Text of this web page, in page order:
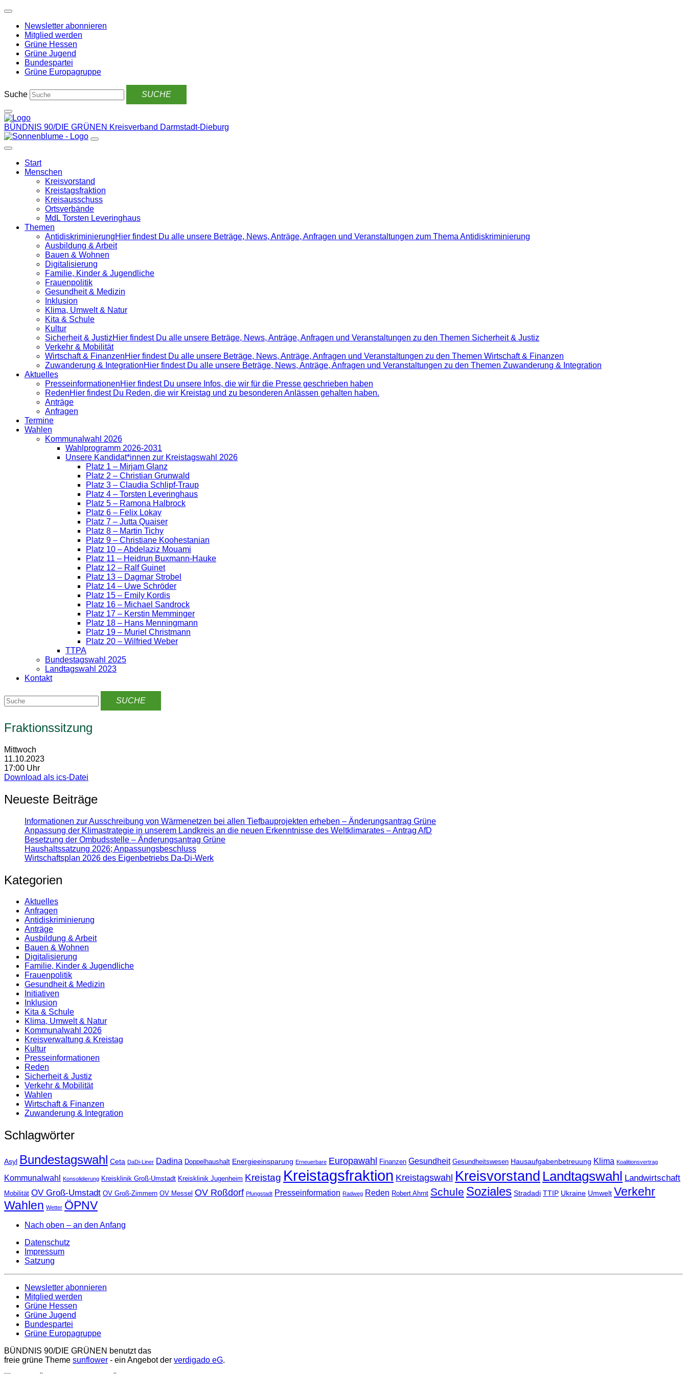
Weiter
Inhalt
Newsletter abonnieren
Mitglied werden
Grüne Hessen
Grüne Jugend
Bundespartei
Grüne Europagruppe
Suche
BÜNDNIS 90/DIE GRÜNEN Kreisverband Darmstadt-Dieburg
Start
Menschen
Kreisvorstand
Kreistagsfraktion
Kreisausschuss
Ortsverbände
MdL Torsten Leveringhaus
Themen
Antidiskrimi­nierungHier findest Du alle unsere Beträge, News, Anträge, Anfragen und Veranstaltungen zum Thema Antidiskriminierung
Ausbildung & Arbeit
Bauen & Wohnen
Digitalisierung
Familie, Kinder & Jugendliche
Frauenpolitik
Gesundheit & Medizin
Inklusion
Klima, Umwelt & Natur
Kita & Schule
Kultur
Sicherheit & JustizHier findest Du alle unsere Beträge, News, Anträge, Anfragen und Veranstaltungen zu den Themen Sicherheit & Justiz
Verkehr & Mobilität
Wirtschaft & FinanzenHier findest Du alle unsere Beträge, News, Anträge, Anfragen und Veranstaltungen zu den Themen Wirtschaft & Finanzen
Zuwanderung & IntegrationHier findest Du alle unsere Beträge, News, Anträge, Anfragen und Veranstaltungen zu den Themen Zuwanderung & Integration
Aktuelles
Presse­informationenHier findest Du unsere Infos, die wir für die Presse geschrieben haben
RedenHier findest Du Reden, die wir Kreistag und zu besonderen Anlässen gehalten haben.
Anträge
Anfragen
Termine
Wahlen
Kommunalwahl 2026
Wahlprogramm 2026-2031
Unsere Kandidat*innen zur Kreistagswahl 2026
Platz 1 – Mirjam Glanz
Platz 2 – Christian Grunwald
Platz 3 – Claudia Schlipf-Traup
Platz 4 – Torsten Leveringhaus
Platz 5 – Ramona Halbrock
Platz 6 – Felix Lokay
Platz 7 – Jutta Quaiser
Platz 8 – Martin Tichy
Platz 9 – Christiane Koohestanian
Platz 10 – Abdelaziz Mouami
Platz 11 – Heidrun Buxmann-Hauke
Platz 12 – Ralf Guinet
Platz 13 – Dagmar Strobel
Platz 14 – Uwe Schröder
Platz 15 – Emily Kordis
Platz 16 – Michael Sandrock
Platz 17 – Kerstin Memminger
Platz 18 – Hans Menningmann
Platz 19 – Muriel Christmann
Platz 20 – Wilfried Weber
TTPA
Bundestagswahl 2025
Landtagswahl 2023
Kontakt
Fraktionssitzung
Mittwoch
11.10.2023
17:00 Uhr
Download als ics-Datei
Neueste Beiträge
Informationen zur Ausschreibung von Wärmenetzen bei allen Tiefbauprojekten erheben – Änderungsantrag Grüne
Anpassung der Klimastrategie in unserem Landkreis an die neuen Erkenntnisse des Weltklimarates – Antrag AfD
Besetzung der Ombudsstelle – Änderungsantrag Grüne
Haushaltssatzung 2026; Anpassungsbeschluss
Wirtschaftsplan 2026 des Eigenbetriebs Da-Di-Werk
Kategorien
Aktuelles
Anfragen
Antidiskrimi­nierung
Anträge
Ausbildung & Arbeit
Bauen & Wohnen
Digitalisierung
Familie, Kinder & Jugendliche
Frauenpolitik
Gesundheit & Medizin
Initiativen
Inklusion
Kita & Schule
Klima, Umwelt & Natur
Kommunalwahl 2026
Kreisverwaltung & Kreistag
Kultur
Presse­informationen
Reden
Sicherheit & Justiz
Verkehr & Mobilität
Wahlen
Wirtschaft & Finanzen
Zuwanderung & Integration
Schlagwörter
Asyl Bundestagswahl Ceta DaDi-Liner Dadina Doppelhaushalt Energieeinsparung Erneuerbare Europawahl Finanzen Gesundheit Gesundheitswesen Hausaufgabenbetreuung Klima Koalitionsvertrag
Kommunalwahl Konsolidierung Kreisklinik Groß-Umstadt Kreisklinik Jugenheim Kreistag Kreistagsfraktion Kreistagswahl Kreisvorstand Landtagswahl Landwirtschaft
Mobilität OV Groß-Umstadt OV Groß-Zimmern OV Messel OV Roßdorf Pfungstadt Presseinformation Radweg Reden Robert Ahrnt Schule Soziales Stradadi TTIP Ukraine Umwelt Verkehr
Wahlen Wetter ÖPNV
Nach oben – an den Anfang
Datenschutz
Impressum
Satzung
Newsletter abonnieren
Mitglied werden
Grüne Hessen
Grüne Jugend
Bundespartei
Grüne Europagruppe
BÜNDNIS 90/DIE GRÜNEN benutzt das
freie grüne Theme sunflower ‐ ein Angebot der verdigado eG.